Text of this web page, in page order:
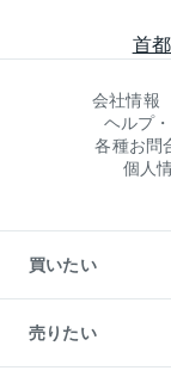
首
会社情報
ヘルプ
各種お問
個人
買いたい
新築・分譲マンション
中古マンションの購入
一戸建ての購入
売りたい